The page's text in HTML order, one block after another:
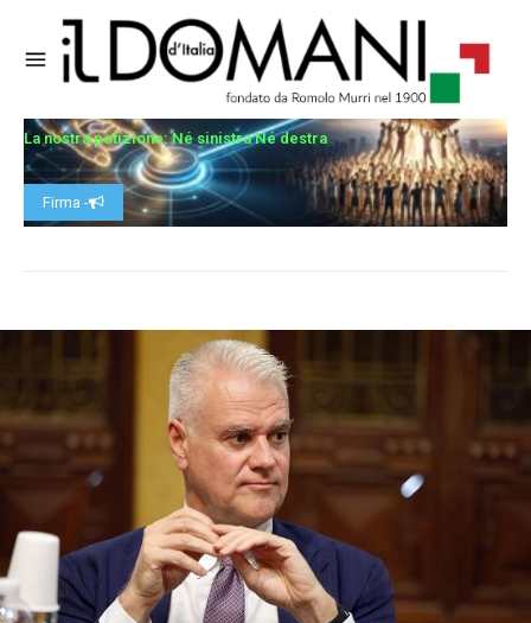
La nostra petizione: Né sinistra Né destra
Firma -